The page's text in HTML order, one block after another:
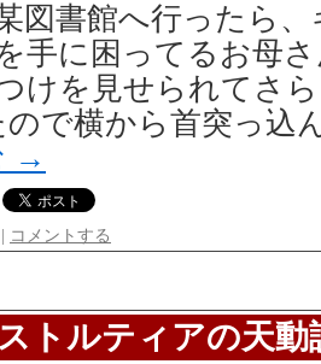
図書館へ行ったら、
手に困ってるお母
けを見せられてさ
で横から首突っ込
→
| コメントする
トルティアの天動